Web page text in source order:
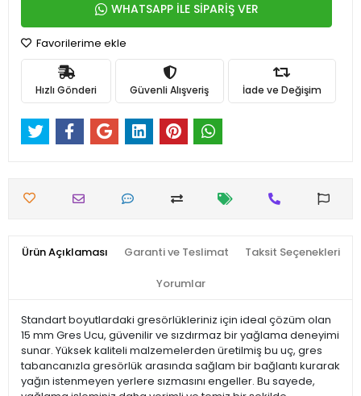
WHATSAPP İLE SİPARİŞ VER
Favorilerime ekle
Hızlı Gönderi Güvenli Alışveriş İade ve Değişim
Ürün Açıklaması Garanti ve Teslimat Taksit Seçenekleri
Yorumlar
Standart boyutlardaki gresörlükleriniz için ideal çözüm olan
15 mm Gres Ucu, güvenilir ve sızdırmaz bir yağlama deneyimi
sunar. Yüksek kaliteli malzemelerden üretilmiş bu uç, gres
tabancanızla gresörlük arasında sağlam bir bağlantı kurarak
yağın istenmeyen yerlere sızmasını engeller. Bu sayede,